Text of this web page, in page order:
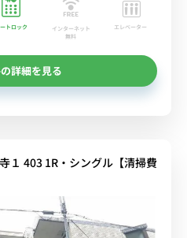
トロック
インターネット
無料
エレベーター
詳細を見る
１ 403 1R・シングル【清掃費